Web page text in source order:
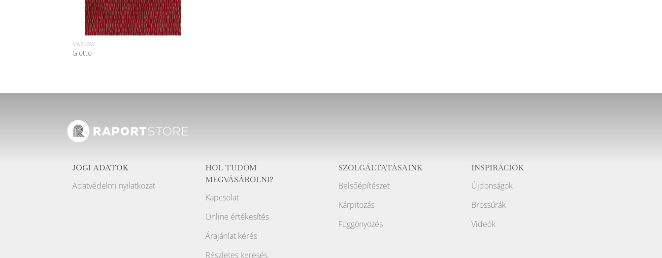
MARLOW
Giotto
JOGI ADATOK
Adatvédelmi nyilatkozat
HOL TUDOM
MEGVÁSÁROLNI?
Kapcsolat
Online értékesítés
Árajánlat kérés
Részletes keresés
SZOLGÁLTATÁSAINK
Belsőépítészet
Kárpitozás
Függönyözés
INSPIRÁCIÓK
Újdonságok
Brossúrák
Videók